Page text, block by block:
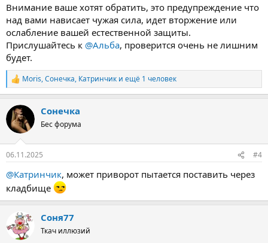
Внимание ваше хотят обратить, это предупреждение что
над вами нависает чужая сила, идет вторжение или
ослабление вашей естественной защиты.
Прислушайтесь к @Альба, проверится очень не лишним
будет.
Р
е
к
ц
и
Moris,Сонечка, Катринчик и ещё 1 человек
Сонечка
Бес форума
06.11.2025 #4
@Катринчик, может приворот пытается поставить через
кладбище
Соня77
Ткач иллюзий